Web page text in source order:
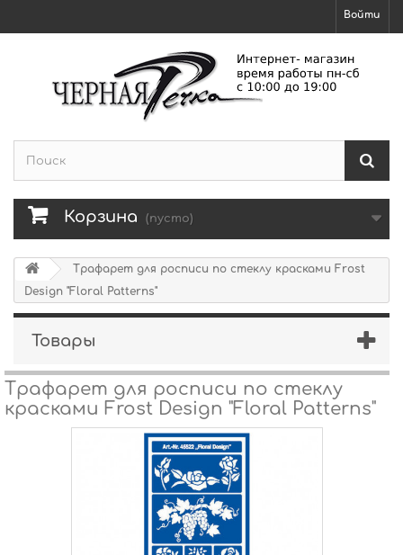
Войти
Корзина (пусто)
Трафарет для росписи по стеклу красками Frost
Design "Floral Patterns"
Товары
Трафарет для росписи по стеклу
красками Frost Design "Floral Patterns"